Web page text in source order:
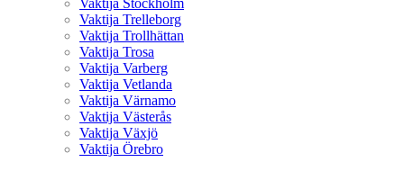
Vaktija Stockholm
Vaktija Trelleborg
Vaktija Trollhättan
Vaktija Trosa
Vaktija Varberg
Vaktija Vetlanda
Vaktija Värnamo
Vaktija Västerås
Vaktija Växjö
Vaktija Örebro